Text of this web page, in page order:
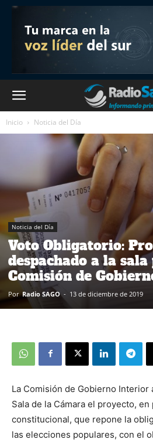
Inicio Noticia del Día
Noticia del Día
Voto Obligatorio:
despachado a la
Comisión de
Por Radio SAGO - 13 de diciembre de 2019
La Comisión de Gobierno Interior
Sala de la Cámara el proyecto,
constitucional, que repone la
las elecciones populares, con el